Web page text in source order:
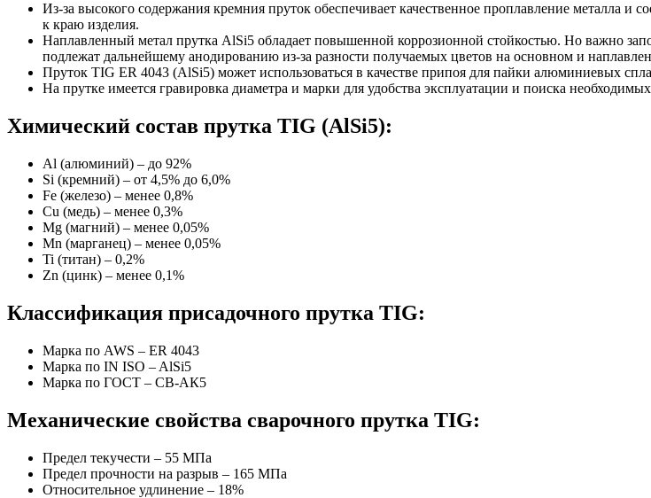
Из-за высокого содержания кремния пруток обеспечивает качественное проплавление металла
к краю изделия.
Наплавленный метал прутка AlSi5 обладает повышенной коррозионной стойкостью. Но важно
подлежат дальнейшему анодированию из-за разности получаемых цветов на основном и
Пруток TIG ER 4043 (AlSi5) может использоваться в качестве припоя для пайки алюминиевых
На прутке имеется гравировка диаметра и марки для удобства эксплуатации и поиска
Химический состав прутка TIG (AlSi5):
Al (алюминий) – до 92%
Si (кремний) – от 4,5% до 6,0%
Fe (железо) – менее 0,8%
Cu (медь) – менее 0,3%
Mg (магний) – менее 0,05%
Mn (марганец) – менее 0,05%
Ti (титан) – 0,2%
Zn (цинк) – менее 0,1%
Классификация присадочного прутка TIG:
Марка по AWS – ER 4043
Марка по IN ISO – AlSi5
Марка по ГОСТ – СВ-АК5
Механические свойства сварочного прутка TIG:
Предел текучести – 55 МПа
Предел прочности на разрыв – 165 МПа
Относительное удлинение – 18%